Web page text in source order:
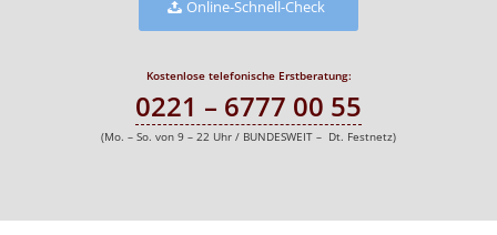
Online-Schnell-Check
Kostenlose telefonische Erstberatung:
0221 – 6777 00 55
(Mo. – So. von 9 – 22 Uhr / BUNDESWEIT – Dt. Festnetz)